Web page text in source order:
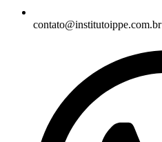
contato@institutoippe.com.br